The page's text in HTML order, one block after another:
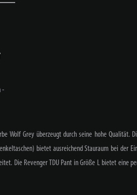
-
Wolf Grey überzeugt durch seine hohe Qualität.
bietet ausreichend Stauraum bei der
Die Revenger TDU Pant in Größe L bietet eine